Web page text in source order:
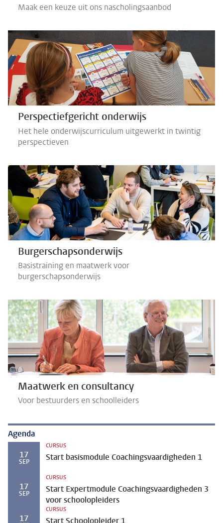
Maak een keuze uit ons nascholingsaanbod
Perspectiefgericht onderwijs
Het hele onderwijscurriculum uitgewerkt in twintig
perspectieven
Burgerschapsonderwijs
Basistraining en maatwerk voor
burgerschapsonderwijs
Maatwerk en consultancy
Voor bestuurders en schoolleiders
Agenda
17
SEP
CURSUS
Start basismodule Coachingsvaardigheden 1
17
SEP
CURSUS
Start Expertmodule Coachingsvaardigheden 3
voor schoolopleiders
17
CURSUS
Start Schoolopleider 1